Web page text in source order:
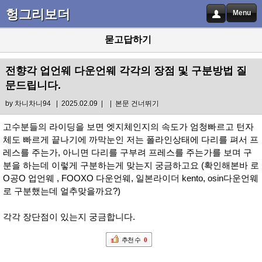
헝그리보더 Menu
묻고답하기
전향각 업언웨 다운언웨 각각의 장점 및 구분방법 질
문드립니다.
by 차니차니94| 2025.02.09 | | 본문 건너뛰기
고수분들의 라이딩을 보면 엣지체인지의 속도가 엄청빠르고 턴자
체도 빠르게 끝나기에 까막눈인 저는 폴라인상태에 다리를 펴서 프
레스를 주는가, 아니면 다리를 구부려 프레스를 주는가를 보며 구
분을 하는데 이렇게 구분하는게 맞는지 궁금하고요 (확인해본바 로
O공O 업언웨 , FOOXO 다운언웨, 일본라이더 kento, osin다운언웨
로 구분했는데 얼추맞을까요?)
각각 장단점이 있는지 궁금합니다.
추천 수 0